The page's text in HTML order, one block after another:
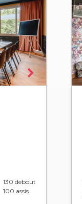
130 debout
100 assis